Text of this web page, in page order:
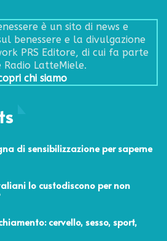
è un sito di news e
benessere e la divulgazione
PRS Editore, di cui fa parte
Radio LatteMiele.
chi siamo
di sensibilizzazione per saperne
lo custodiscono per non
cervello, sesso, sport,